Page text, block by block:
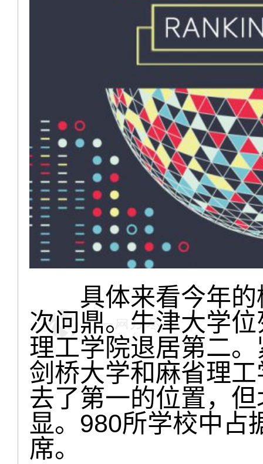
具体来看今年的
次问鼎。牛津大学
理工学院退居第二
剑桥大学和麻省理
去了第一的位置，
显。980所学校中占
席。